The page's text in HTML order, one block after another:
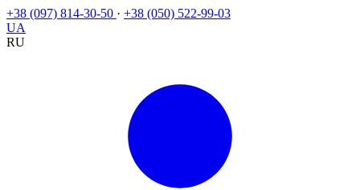
+38 (097) 814-30-50 · +38 (050) 522-99-03
UA
RU